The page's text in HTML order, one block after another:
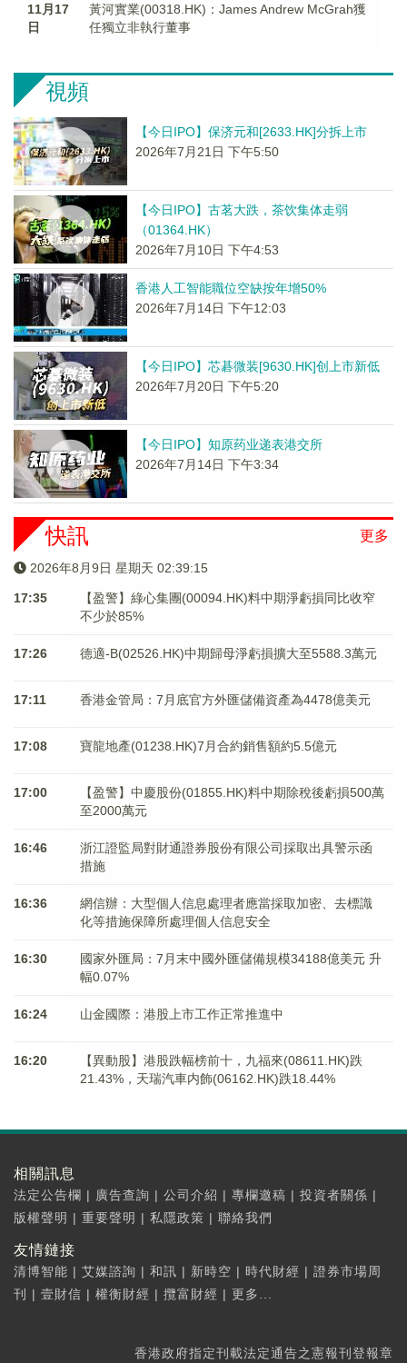
11月17
日
黃河實業(00318.HK)：James Andrew McGrah獲
任獨立非執行董事
視頻
【今日IPO】保济元和[2633.HK]分拆上市
2026年7月21日 下午5:50
【今日IPO】古茗大跌，茶饮集体走弱
（01364.HK）
2026年7月10日 下午4:53
香港人工智能職位空缺按年增50%
2026年7月14日 下午12:03
【今日IPO】芯碁微装[9630.HK]创上市新低
2026年7月20日 下午5:20
【今日IPO】知原药业递表港交所
2026年7月14日 下午3:34
更多
快訊
2026年8月9日 星期天 02:39:15
17:35
【盈警】綠心集團(00094.HK)料中期淨虧損同比收窄
不少於85%
17:26 德適-B(02526.HK)中期歸母淨虧損擴大至5588.3萬元
17:11 香港金管局：7月底官方外匯儲備資產為4478億美元
17:08 寶龍地產(01238.HK)7月合約銷售額約5.5億元
17:00
【盈警】中慶股份(01855.HK)料中期除稅後虧損500萬
至2000萬元
16:46
浙江證監局對財通證券股份有限公司採取出具警示函
措施
16:36
網信辦：大型個人信息處理者應當採取加密、去標識
化等措施保障所處理個人信息安全
16:30
國家外匯局：7月末中國外匯儲備規模34188億美元 升
幅0.07%
16:24 山金國際：港股上市工作正常推進中
16:20
【異動股】港股跌幅榜前十，九福來(08611.HK)跌
21.43%，天瑞汽車内飾(06162.HK)跌18.44%
相關訊息
法定公告欄 | 廣告查詢 | 公司介紹 | 專欄邀稿 | 投資者關係 |
版權聲明 | 重要聲明 | 私隱政策 | 聯絡我們
友情鏈接
清博智能 | 艾媒諮詢 | 和訊 | 新時空 | 時代財經 | 證券市場周
刊
| 壹財信 | 權衡財經 | 攬富財經 | 更多...
香港政府指定刊載法定通告之憲報刊登報章